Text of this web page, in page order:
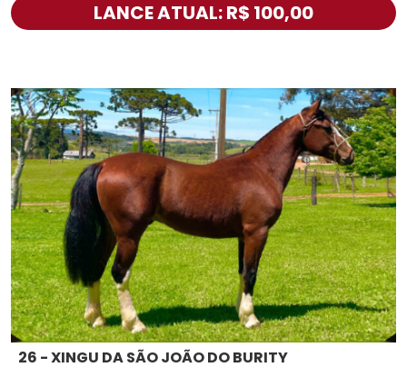
LANCE ATUAL: R$ 100,00
26 - XINGU DA SÃO JOÃO DO BURITY